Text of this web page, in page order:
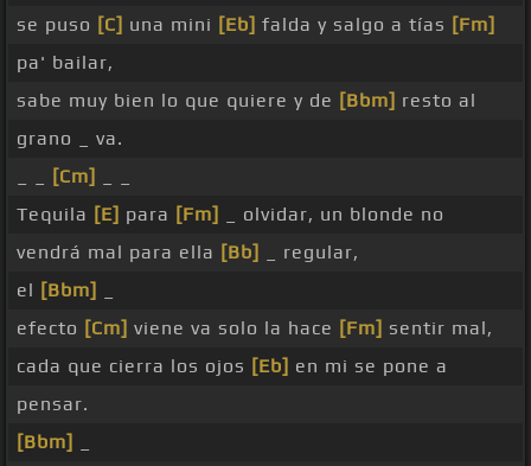
se puso [C] una mini [Eb] falda y salgo a tías [Fm]
pa' bailar,
sabe muy bien lo que quiere y de [Bbm] resto al
grano _ va.
[Cm]
Tequila [E] para [Fm]
_ olvidar, un blonde no
vendrá mal para ella [Bb]
_ regular,
el [Bbm]
efecto [Cm] viene va solo la hace [Fm] sentir mal,
cada que cierra los ojos [Eb] en mi se pone a
pensar.
[Bbm]